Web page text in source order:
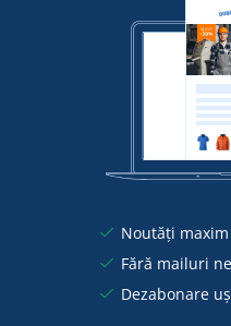
Noutăți
Fără mailuri
Dezabonare